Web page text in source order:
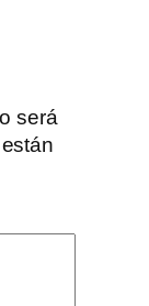
será